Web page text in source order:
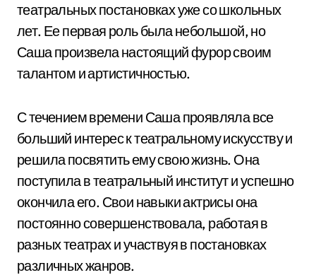
театральных постановках уже со школьных
лет. Ее первая роль была небольшой, но
Саша произвела настоящий фурор своим
талантом и артистичностью.
С течением времени Саша проявляла все
больший интерес к театральному искусству и
решила посвятить ему свою жизнь. Она
поступила в театральный институт и успешно
окончила его. Свои навыки актрисы она
постоянно совершенствовала, работая в
разных театрах и участвуя в постановках
различных жанров.